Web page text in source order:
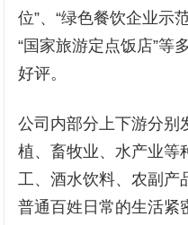
位”、“绿色餐饮企业示
“国家旅游定点饭店”等
好评。
公司内部分上下游分别
植、畜牧业、水产业等
工、酒水饮料、农副产
普通百姓日常的生活紧